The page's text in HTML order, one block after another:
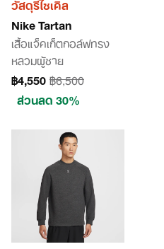
Nike Tartan
เสื้อแจ็คเก็ตกอล์ฟทรง
หลวมผู้ชาย
฿4,550฿6,500
ส่วนลด 30%